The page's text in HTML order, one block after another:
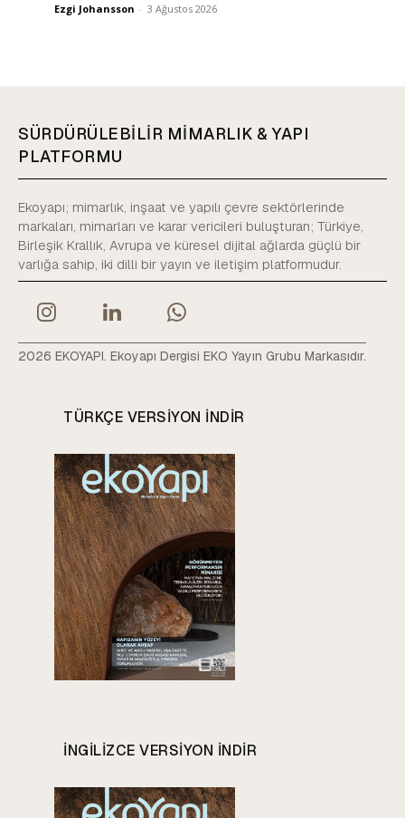
Ezgi Johansson - 3 Ağustos 2026
SÜRDÜRÜLEBİLİR MİMARLIK & YAPI
PLATFORMU
Ekoyapı; mimarlık, inşaat ve yapılı çevre sektörlerinde
markaları, mimarları ve karar vericileri buluşturan; Türkiye,
Birleşik Krallık, Avrupa ve küresel dijital ağlarda güçlü bir
varlığa sahip, iki dilli bir yayın ve iletişim platformudur.
2026 EKOYAPI. Ekoyapı Dergisi EKO Yayın Grubu Markasıdır.
TÜRKÇE VERSIYON INDIR
INGILIZCE VERSIYON INDIR